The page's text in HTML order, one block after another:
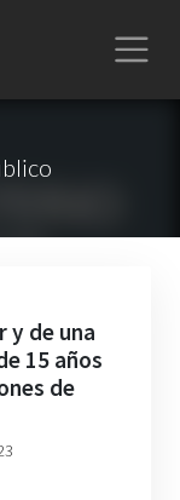
y de una
15 años
de